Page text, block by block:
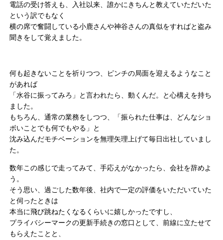
電話の受け答えも、入社以来、誰かにきちんと教えていただいた
という訳でもなく
横の席で奮闘している小鹿さんや神谷さんの真似をすればと盗み
聞きをして覚えました。
何も起きないことを祈りつつ、ピンチの局面を迎えるようなこと
があれば
「水谷に振ってみろ」と言われたら、動くんだ。と心構えを持ち
ました。
もちろん、通常の業務をしつつ、「振られた仕事は、どんなショ
ボいことでも何でもやる」と
沈み込んだモチベーションを無理矢理上げて毎日出社していまし
た。
数年この感じで走ってみて、手応えがなかったら、会社を辞めよ
う。
そう思い、過ごした数年後、社内で一定の評価をいただいていた
と伺ったときは
本当に飛び跳ねたくなるくらいに嬉しかったですし、
プライバシーマークの更新手続きの窓口として、前線に立たせて
もらえたことと、